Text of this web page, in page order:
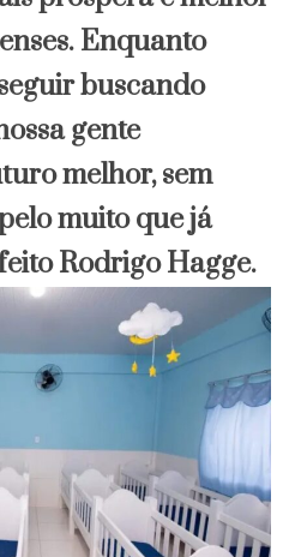
Enquanto
buscando
gente
melhor, sem
muito que já
Rodrigo Hagge.